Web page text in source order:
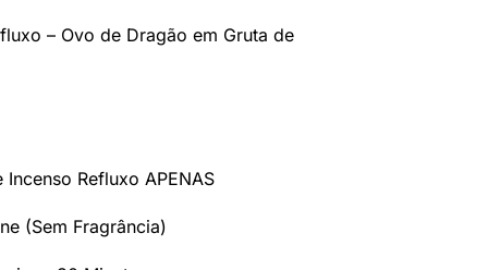
– Ovo de Dragão em Gruta de
Refluxo APENAS
(Sem Fragrância)